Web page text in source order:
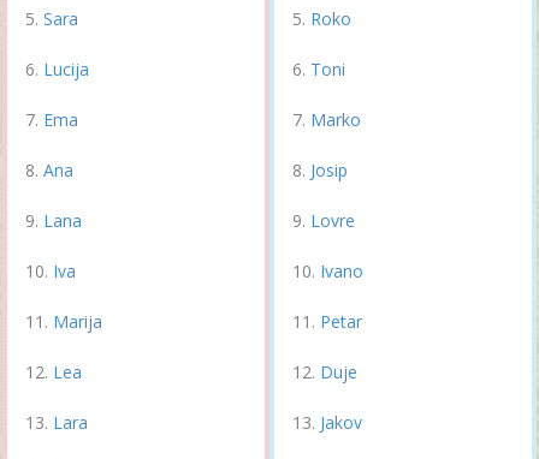
Sara
Lucija
Ema
Ana
Lana
Iva
Marija
Lea
Lara
Roko
Toni
Marko
Josip
Lovre
Ivano
Petar
Duje
Jakov